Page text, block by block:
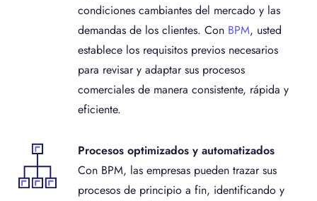
condiciones cambiantes del mercado y las
demandas de los clientes. Con BPM, usted
establece los requisitos previos necesarios
para revisar y adaptar sus procesos
comerciales de manera consistente, rápida y
eficiente.
Procesos optimizados y automatizados
Con BPM, las empresas pueden trazar sus
procesos de principio a fin, identificando y